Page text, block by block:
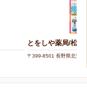
とをしや薬局/松川店
〒399-8501 長野県北安曇